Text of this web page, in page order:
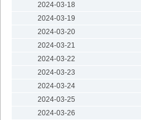
2024-03-18
2024-03-19
2024-03-20
2024-03-21
2024-03-22
2024-03-23
2024-03-24
2024-03-25
2024-03-26